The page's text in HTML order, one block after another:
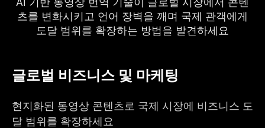
츠를 변화시키고 언어 장벽을 깨며 국제 관객에게
도달 범위를 확장하는 방법을 발견하세요
글로벌 비즈니스 및 마케팅
현지화된 동영상 콘텐츠로 국제 시장에 비즈니스 도
달 범위를 확장하세요